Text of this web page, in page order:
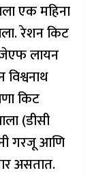
एक महिना
रेशन किट
लायन
किट
(डीसी
गरजू आणि
असतात.